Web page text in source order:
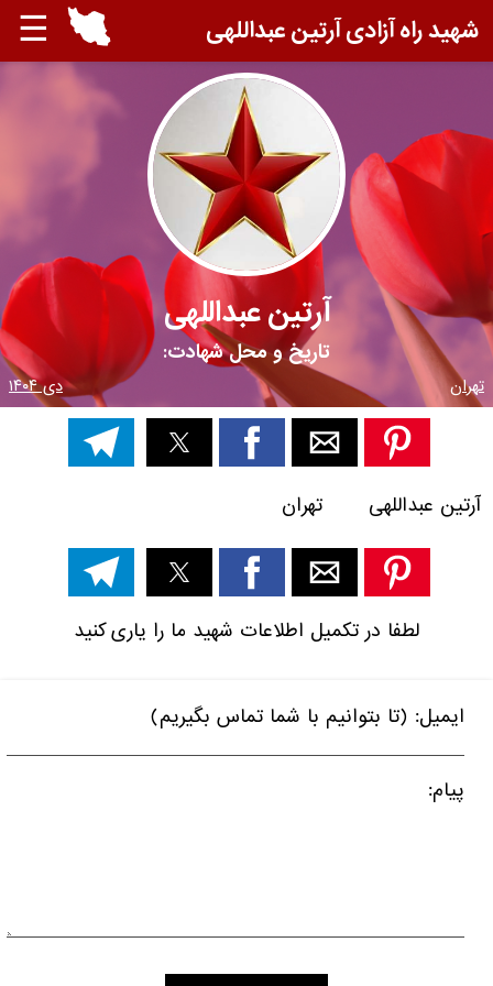
☰ شهید راه آزادی آرتین عبداللهی
آرتین عبداللهی
تاریخ و محل شهادت:
تهران دی ۱۴۰۴
آرتین عبداللهی تهران
لطفا در تکمیل اطلاعات شهید ما را یاری کنید
ایمیل: (تا بتوانیم با شما تماس بگیریم)
پیام: